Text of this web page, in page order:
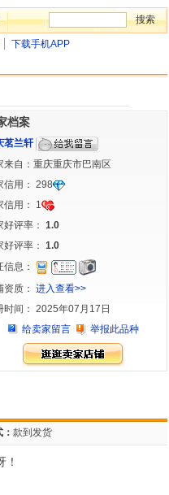
下载手机APP
档案
茗兰轩
来自：重庆重庆市巴南区
信用： 298
信用： 1
好评率： 1.0
好评率： 1.0
信息：
资质： 进入查看>>
时间： 2025年07月17日
给卖家留言
举报此品种
款到发货